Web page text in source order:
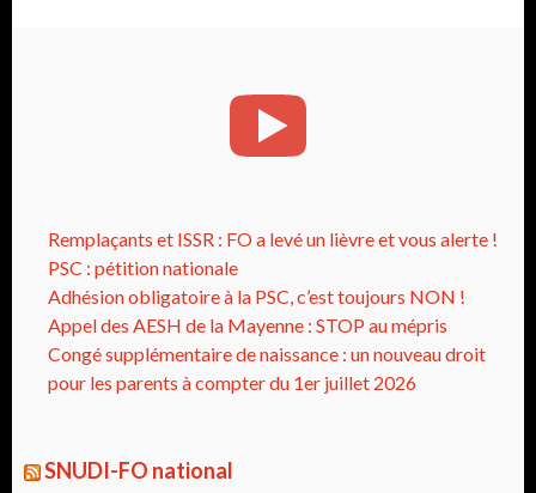
Remplaçants et ISSR : FO a levé un lièvre et vous alerte !
PSC : pétition nationale
Adhésion obligatoire à la PSC, c’est toujours NON !
Appel des AESH de la Mayenne : STOP au mépris
Congé supplémentaire de naissance : un nouveau droit
pour les parents à compter du 1er juillet 2026
SNUDI-FO national